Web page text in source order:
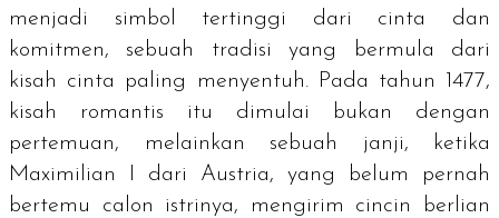
menjadi simbol tertinggi dari cinta dan
komitmen, sebuah tradisi yang bermula dari
kisah cinta paling menyentuh. Pada tahun 1477,
kisah romantis itu dimulai bukan dengan
pertemuan, melainkan sebuah janji, ketika
Maximilian I dari Austria, yang belum pernah
bertemu calon istrinya, mengirim cincin berlian